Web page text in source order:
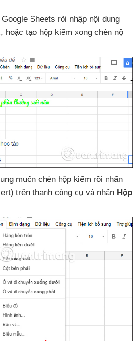
Sheets rồi nhập nội dung
, hoặc tạo hộp kiểm xong chèn nội
muốn chèn hộp kiểm rồi nhấn
trên thanh công cụ và nhấn Hộp